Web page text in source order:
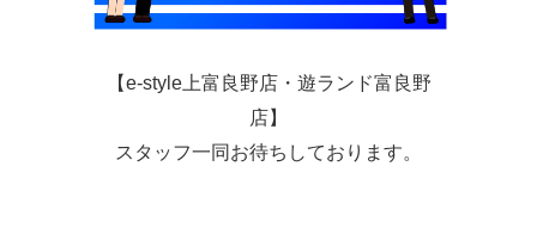
【e-style上富良野店・遊ランド富良野
店】
スタッフ一同お待ちしております。